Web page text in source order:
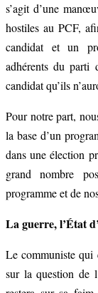
s’agit d’une
hostiles au PCF,
candidat et un
adhérents du parti
candidat qu’ils
Pour notre part,
la base d’un
dans une élection
grand nombre
programme et de
La guerre, l’État
Le communiste
sur la question de